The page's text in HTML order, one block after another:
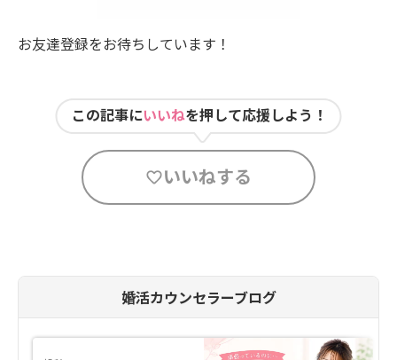
お友達登録をお待ちしています！
この記事にいいねを押して応援しよう！
いいねする
婚活カウンセラーブログ